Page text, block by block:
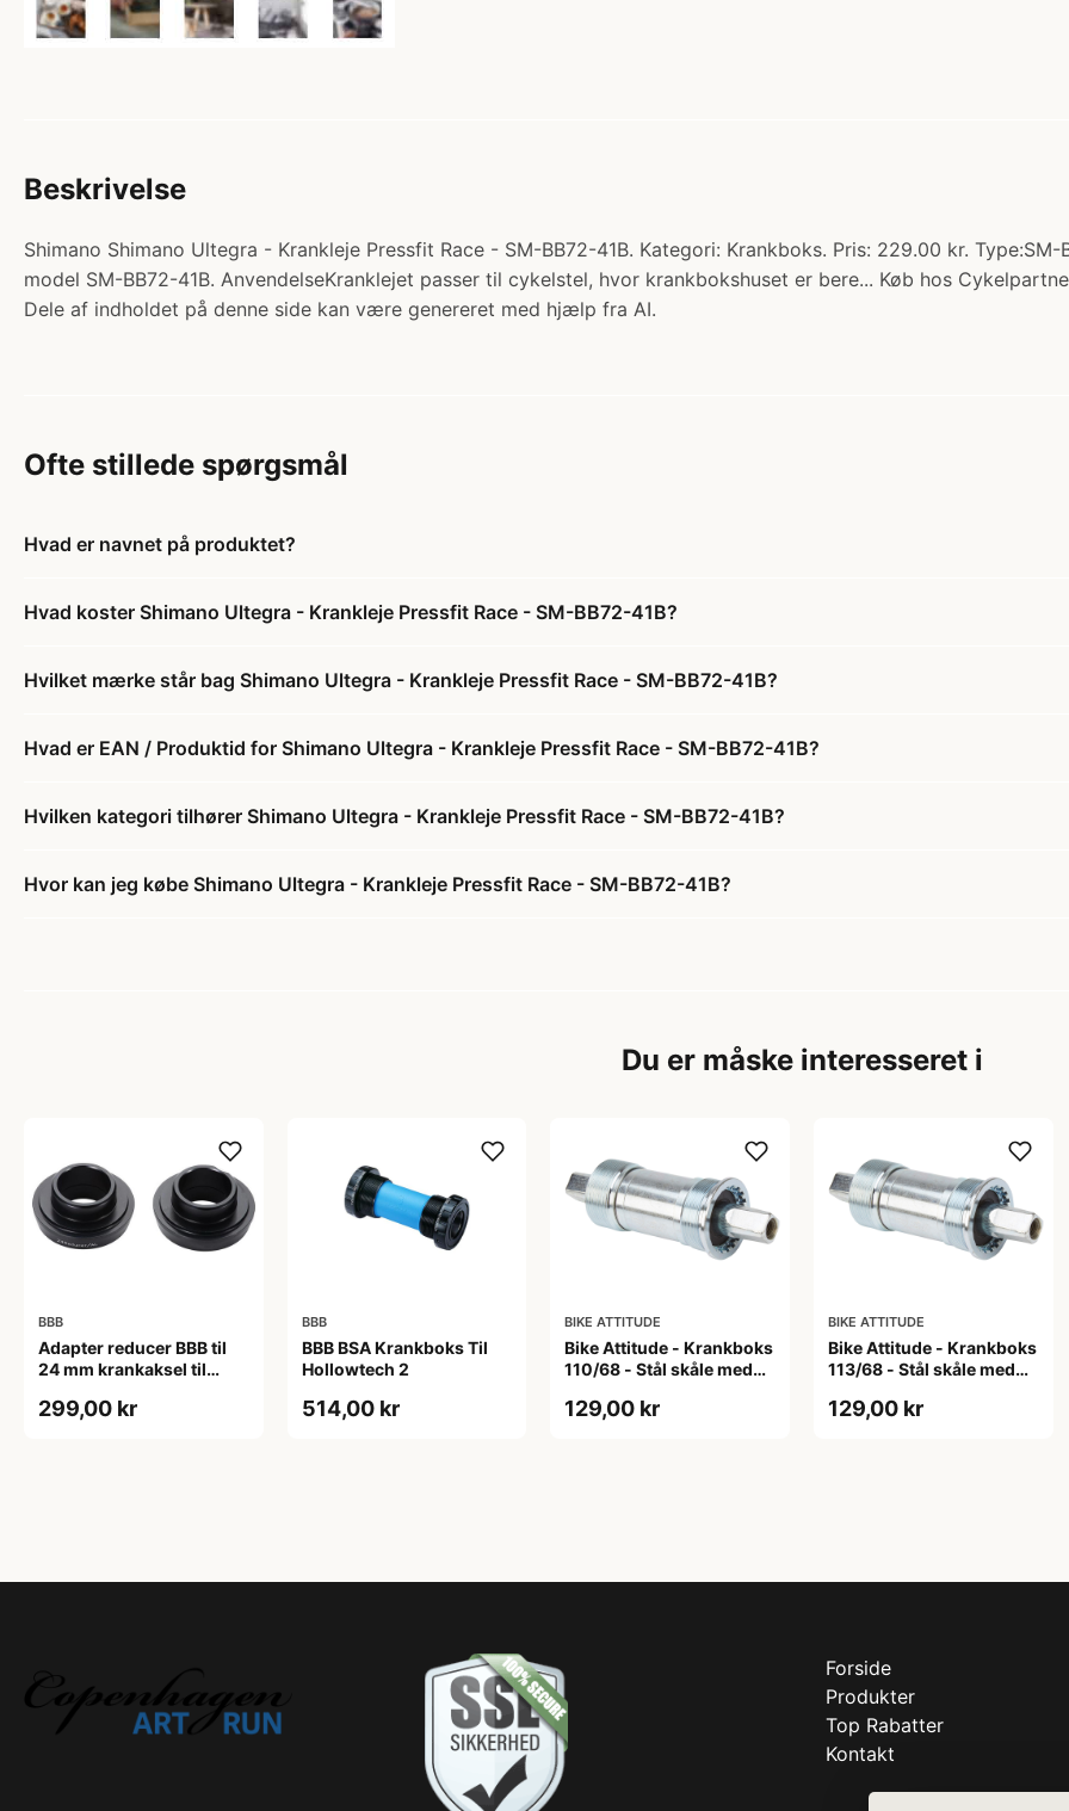
Beskrivelse
Shimano Shimano Ultegra - Krankleje Pressfit Race - SM-BB72-41B. Kategori: Krankboks. Pris: 229.00 kr.
model SM-BB72-41B. AnvendelseKranklejet passer til cykelstel, hvor krankbokshuset er bere... Køb hos
Dele af indholdet på denne side kan være genereret med hjælp fra AI.
Ofte stillede spørgsmål
Hvad er navnet på produktet?
Hvad koster Shimano Ultegra - Krankleje Pressfit Race - SM-BB72-41B?
Hvilket mærke står bag Shimano Ultegra - Krankleje Pressfit Race - SM-BB72-41B?
Hvad er EAN / Produktid for Shimano Ultegra - Krankleje Pressfit Race - SM-BB72-41B?
Hvilken kategori tilhører Shimano Ultegra - Krankleje Pressfit Race - SM-BB72-41B?
Hvor kan jeg købe Shimano Ultegra - Krankleje Pressfit Race - SM-BB72-41B?
Du er måske interesseret i
BBB
Adapter reducer BBB til
24 mm krankaksel til
299,00 kr
BBB
BBB BSA Krankboks Til
Hollowtech 2
514,00 kr
BIKE ATTITUDE
Bike Attitude - Krankboks
110/68 - Stål skåle med
129,00 kr
BIKE ATTITUDE
Bike Attitude - Krankboks
113/68 - Stål skåle med
129,00 kr
Forside
Produkter
Top Rabatter
Kontakt